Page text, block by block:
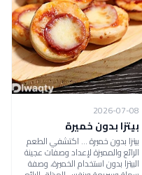
2026-07-08
بيتزا بدون خميرة
بيتزا بدون خميرة ... اكتشفي الطعم
الرائع والمميزة لإعداد وصفات عجينة
البيتزا بدون استخدام الخميرة، وصفة